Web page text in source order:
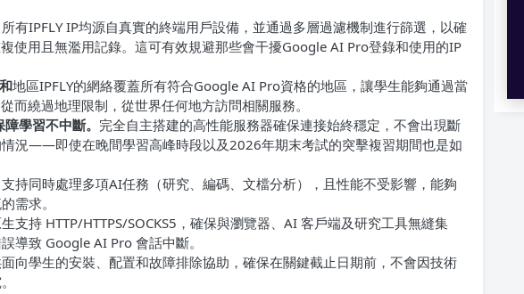
所有IPFLY IP均源自真實的終端用戶設備，並通過多層過濾機制進行篩選，以確
使用且無濫用記錄。這可有效規避那些會干擾Google AI Pro登錄和使用的IP
地區IPFLY的網絡覆蓋所有符合Google AI Pro資格的地區，讓學生能夠通過當
而繞過地理限制，從世界任何地方訪問相關服務。
學習不中斷。 完全自主搭建的高性能服務器確保連接始終穩定，不會出現斷
況——即使在晚間學習高峰時段以及2026年期末考試的突擊複習期間也是如
持同時處理多項AI任務（研究、編碼、文檔分析），且性能不受影響，能夠
需求。
生支持 HTTP/HTTPS/SOCKS5，確保與瀏覽器、AI 客戶端及研究工具無縫集
導致 Google AI Pro 會話中斷。
向學生的安裝、配置和故障排除協助，確保在關鍵截止日期前，不會因技術